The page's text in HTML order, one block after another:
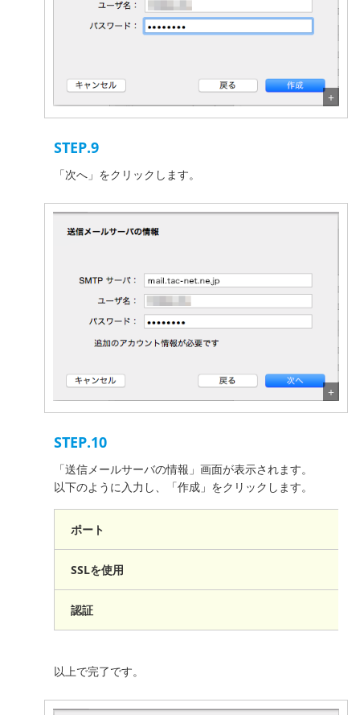
STEP.9
「次へ」をクリックします。
STEP.10
「送信メールサーバの情報」画面が表示されます。
以下のように入力し、「作成」をクリックします。
ポート
SSLを使用
認証
以上で完了です。